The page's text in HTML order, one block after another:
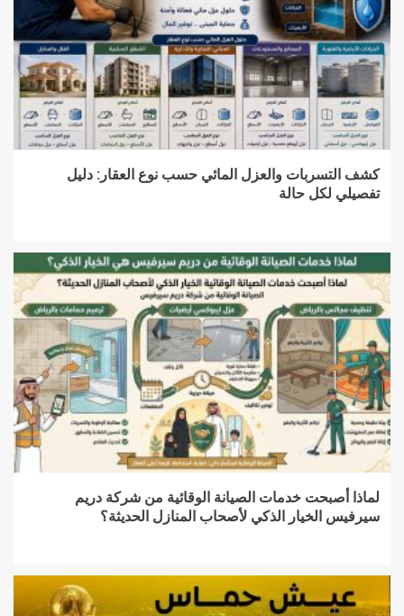
كشف التسربات والعزل المائي حسب نوع العقار: دليل
تفصيلي لكل حالة
لماذا أصبحت خدمات الصيانة الوقائية من شركة دريم
سيرفيس الخيار الذكي لأصحاب المنازل الحديثة؟